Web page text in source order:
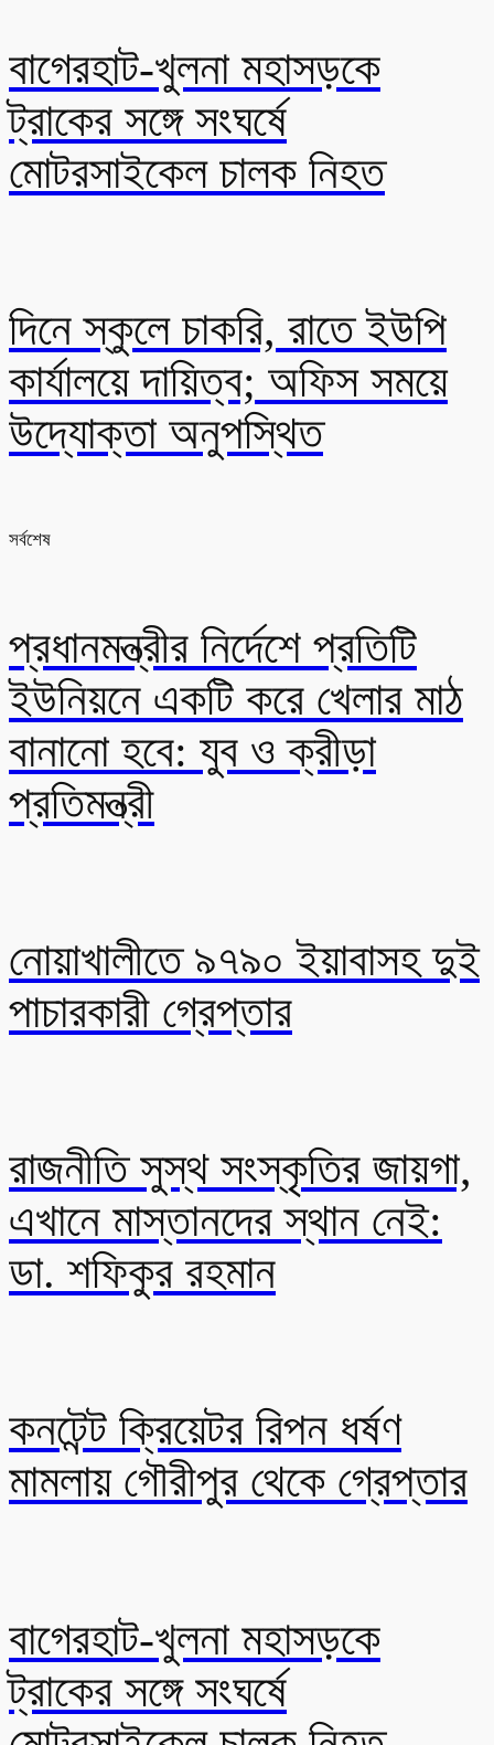
বাগেরহাট-খুলনা মহাসড়কে
ট্রাকের সঙ্গে সংঘর্ষে
মোটরসাইকেল চালক নিহত
দিনে স্কুলে চাকরি, রাতে ইউপি
কার্যালয়ে দায়িত্ব; অফিস সময়ে
উদ্যোক্তা অনুপস্থিত
সর্বশেষ
প্রধানমন্ত্রীর নির্দেশে প্রতিটি
ইউনিয়নে একটি করে খেলার মাঠ
বানানো হবে: যুব ও ক্রীড়া
প্রতিমন্ত্রী
নোয়াখালীতে ৯৭৯০ ইয়াবাসহ দুই
পাচারকারী গ্রেপ্তার
রাজনীতি সুস্থ সংস্কৃতির জায়গা,
এখানে মাস্তানদের স্থান নেই:
ডা. শফিকুর রহমান
কনটেন্ট ক্রিয়েটর রিপন ধর্ষণ
মামলায় গৌরীপুর থেকে গ্রেপ্তার
বাগেরহাট-খুলনা মহাসড়কে
ট্রাকের সঙ্গে সংঘর্ষে